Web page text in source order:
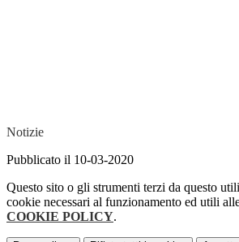
Notizie
Pubblicato il 10-03-2020
Questo sito o gli strumenti terzi da questo
cookie necessari al funzionamento ed utili
COOKIE POLICY.